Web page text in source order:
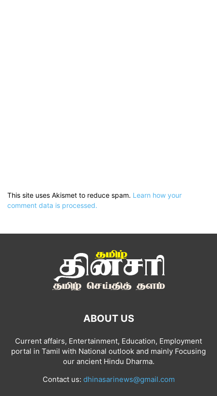
This site uses Akismet to reduce spam. Learn how your
comment data is processed.
ABOUT US
Current affairs, Entertainment, Education, Employment
portal in Tamil with National outlook and mainly Focusing
our ancient Hindu Dharma.
Contact us: dhinasarinews@gmail.com